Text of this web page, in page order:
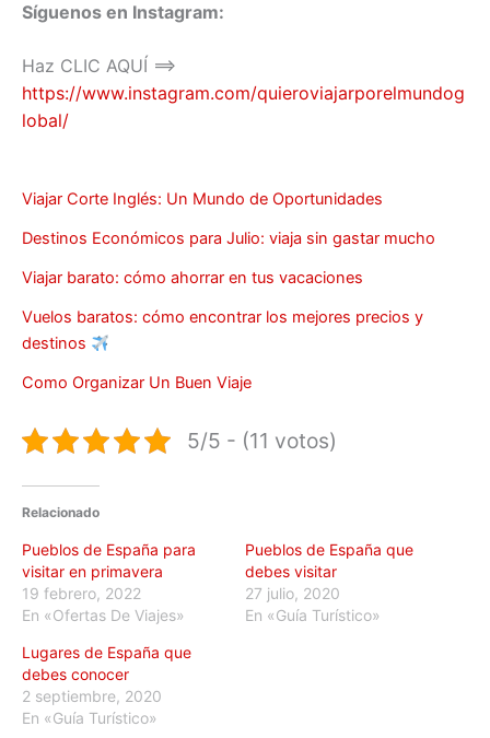
Síguenos en Instagram:
Haz CLIC AQUÍ ==>
https://www.instagram.com/quieroviajarporelmundog
lobal/
Viajar Corte Inglés: Un Mundo de Oportunidades
Destinos Económicos para Julio: viaja sin gastar mucho
Viajar barato: cómo ahorrar en tus vacaciones
Vuelos baratos: cómo encontrar los mejores precios y
destinos
Como Organizar Un Buen Viaje
5/5 - (11 votos)
Relacionado
Pueblos de España para
visitar en primavera
19 febrero, 2022
En «Ofertas De Viajes»
Pueblos de España que
debes visitar
27 julio, 2020
En «Guía Turístico»
Lugares de España que
debes conocer
2 septiembre, 2020
En «Guía Turístico»